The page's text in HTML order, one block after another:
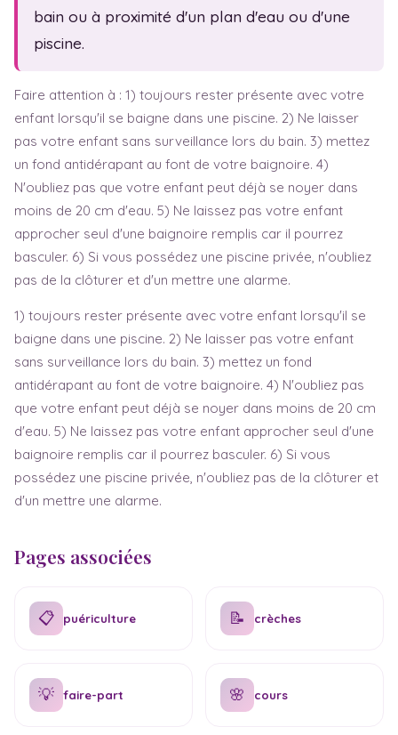
Sem. d'aménorrhée
bain ou à proximité d'un plan d'eau ou d'une
piscine.
Faire attention à : 1) toujours rester présente avec votre
enfant lorsqu'il se baigne dans une piscine. 2) Ne laisser
pas votre enfant sans surveillance lors du bain. 3) mettez
un fond antidérapant au font de votre baignoire. 4)
N'oubliez pas que votre enfant peut déjà se noyer dans
moins de 20 cm d'eau. 5) Ne laissez pas votre enfant
approcher seul d'une baignoire remplis car il pourrez
basculer. 6) Si vous possédez une piscine privée, n'oubliez
pas de la clôturer et d'un mettre une alarme.
1) toujours rester présente avec votre enfant lorsqu'il se
baigne dans une piscine. 2) Ne laisser pas votre enfant
sans surveillance lors du bain. 3) mettez un fond
antidérapant au font de votre baignoire. 4) N'oubliez pas
que votre enfant peut déjà se noyer dans moins de 20 cm
d'eau. 5) Ne laissez pas votre enfant approcher seul d'une
baignoire remplis car il pourrez basculer. 6) Si vous
possédez une piscine privée, n'oubliez pas de la clôturer et
d'un mettre une alarme.
Pages associées
📋 puériculture 📝 crèches
💡 faire-part 🌸 cours